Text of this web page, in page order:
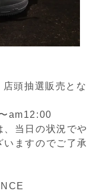
頭抽選販売とな
am12:00
当日の状況でや
ますのでご了承